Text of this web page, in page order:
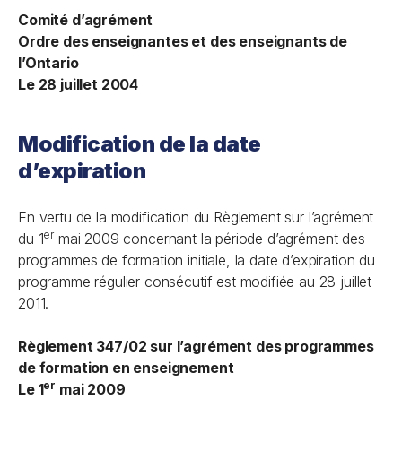
Comité d’agrément
Ordre des enseignantes et des enseignants de
l’Ontario
Le 28 juillet 2004
Modification de la date
d’expiration
En vertu de la modification du Règlement sur l’agrément
du 1er mai 2009 concernant la période d’agrément des
programmes de formation initiale, la date d’expiration du
programme régulier consécutif est modifiée au 28 juillet
2011.
Règlement 347/02 sur l’agrément des programmes
de formation en enseignement
Le 1er mai 2009